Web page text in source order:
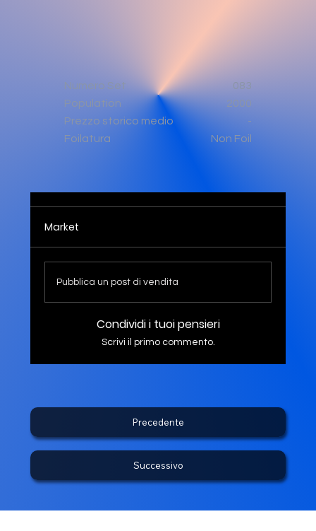
Numero Set
Population
Prezzo storico medio
Foilatura
083
2000
-
Non Foil
Precedente
Successivo
Market
Pubblica un post di vendita
Condividi i tuoi pensieri
Scrivi il primo commento.